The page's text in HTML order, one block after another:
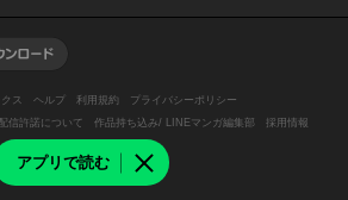
アプリで読む
ス ヘルプ 利用規約
プライバシーポリシー
信許諾について 作品持ち込み/ LINEマンガ編集部
採用情報